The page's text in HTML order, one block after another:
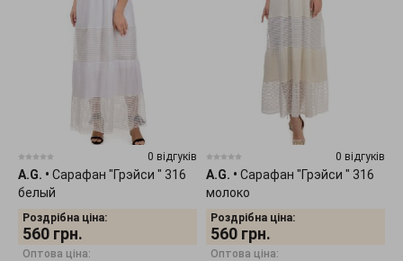
0 відгуків
A.G. • Сарафан "Грэйси " 316
белый
Роздрібна ціна:
560 грн.
Оптова ціна:
0 відгуків
A.G. • Сарафан "Грэйси " 316
молоко
Роздрібна ціна:
560 грн.
Оптова ціна: